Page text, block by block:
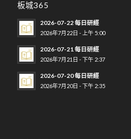
板城365
2026-07-22 每日研經
2026年7月22日 - 上午 5:00
2026-07-21 每日研經
2026年7月21日 - 下午 2:37
2026-07-20 每日研經
2026年7月20日 - 下午 2:35